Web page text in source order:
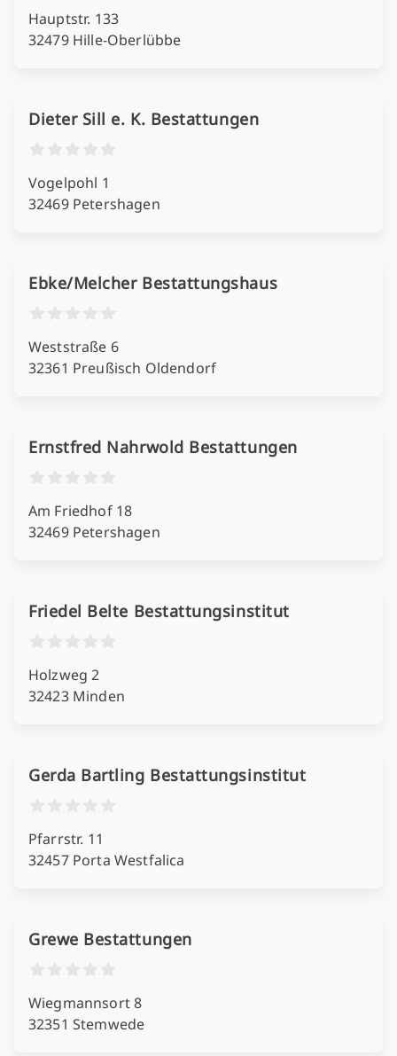
Hauptstr. 133
32479 Hille-Oberlübbe
Dieter Sill e. K. Bestattungen
Vogelpohl 1
32469 Petershagen
Ebke/Melcher Bestattungshaus
Weststraße 6
32361 Preußisch Oldendorf
Ernstfred Nahrwold Bestattungen
Am Friedhof 18
32469 Petershagen
Friedel Belte Bestattungsinstitut
Holzweg 2
32423 Minden
Gerda Bartling Bestattungsinstitut
Pfarrstr. 11
32457 Porta Westfalica
Grewe Bestattungen
Wiegmannsort 8
32351 Stemwede